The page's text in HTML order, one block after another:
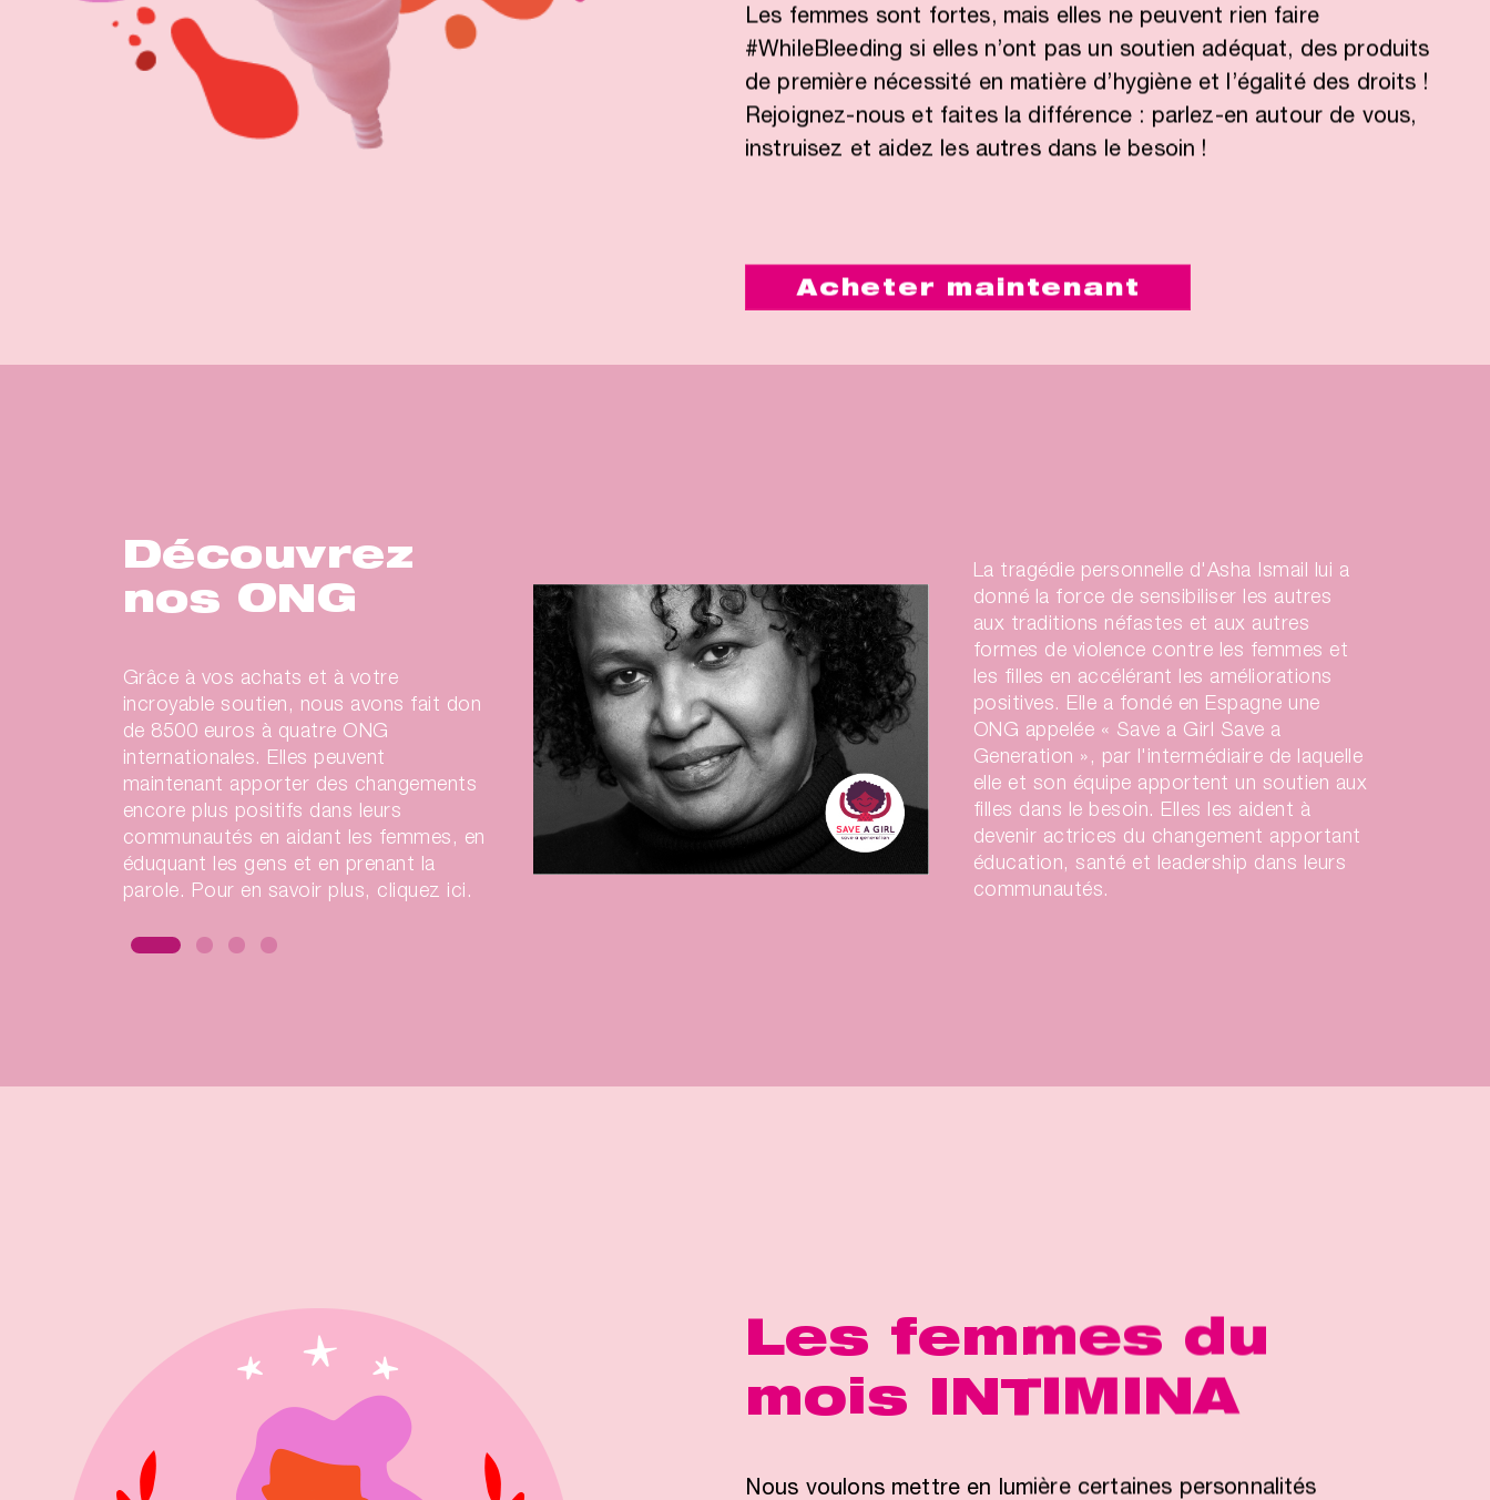
Les femmes sont fortes, mais elles ne peuvent rien faire
#WhileBleeding si elles n’ont pas un soutien adéquat, des produits
de première nécessité en matière d’hygiène et l’égalité des droits !
Rejoignez-nous et faites la différence : parlez-en autour de vous,
instruisez et aidez les autres dans le besoin !
Acheter maintenant
Découvrez
nos ONG
Grâce à vos achats et à votre
incroyable soutien, nous avons fait don
de 8500 euros à quatre ONG
internationales. Elles peuvent
maintenant apporter des changements
encore plus positifs dans leurs
communautés en aidant les femmes, en
éduquant les gens et en prenant la
parole. Pour en savoir plus, cliquez ici.
Jessica Fiorini est passionnée de cuisine,
mais surtout, elle se consacre à
Onlus, une ONG italienne dont l'objectif
est de diffuser des informations et des
connaissances sur l'endométriose pour les
femmes, leurs proches, le personnel de
santé et diverses institutions. Son poste
au sein du conseil d'administration lui a
donné l'occasion de travailler sur des
projets et des initiatives qui ont permis de
grands changements dans la sensibilisation
La tragédie personnelle d'Asha Ismail lui a
donné la force de sensibiliser les autres
aux traditions néfastes et aux autres
formes de violence contre les femmes et
les filles en accélérant les améliorations
positives. Elle a fondé en Espagne une
ONG appelée « Save a Girl Save a
Generation », par l'intermédiaire de laquelle
elle et son équipe apportent un soutien aux
filles dans le besoin. Elles les aident à
devenir actrices du changement apportant
éducation, santé et leadership dans leurs
communautés.
Les femmes du
mois INTIMINA
Nous voulons mettre en lumière certaines personnalités